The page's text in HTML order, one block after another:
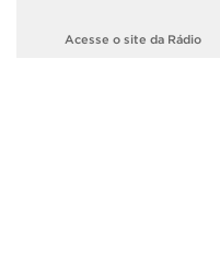
Acesse o site da Rádio